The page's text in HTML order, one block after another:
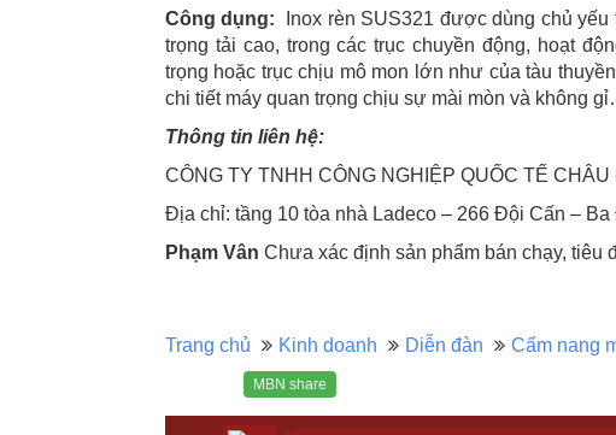
Công dụng:
Inox rèn SUS321 được dùng chủ
trọng tải cao, trong các trục chuyền động, hoạt
trọng hoặc trục chịu mô mon lớn như của tàu
chi tiết máy quan trọng chịu sự mài mòn và không
Thông tin liên hệ:
CÔNG TY TNHH CÔNG NGHIỆP QUỐC TẾ
Địa chỉ: tầng 10 tòa nhà Ladeco – 266 Đội Cấn –
Phạm Vân Chưa xác định sản phẩm bán chạy, tiêu
Trang chủ Kinh doanh Diễn đàn Cẩm nang
MBN share